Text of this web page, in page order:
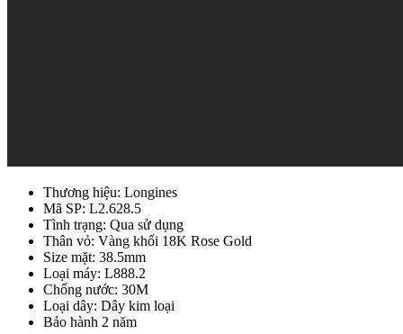
Thương hiệu: Longines
Mã SP: L2.628.5
Tình trạng: Qua sử dụng
Thân vỏ: Vàng khối 18K Rose Gold
Size mặt: 38.5mm
Loại máy: L888.2
Chống nước: 30M
Loại dây: Dây kim loại
Bảo hành 2 năm